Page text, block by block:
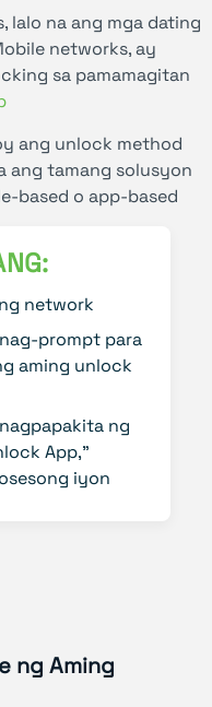
lalo na ang mga dating
networks, ay
sa pamamagitan
ang unlock method
ang tamang solusyon
based o app-based
network
prompt para
aming unlock
ng
App,"
iyon
ng Aming